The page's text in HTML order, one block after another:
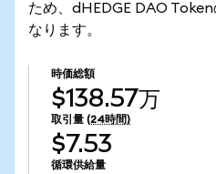
ため、dHEDGE DAO
なります。
時価総額
$138.57万
取引量 (24時間)
$7.53
循環供給量